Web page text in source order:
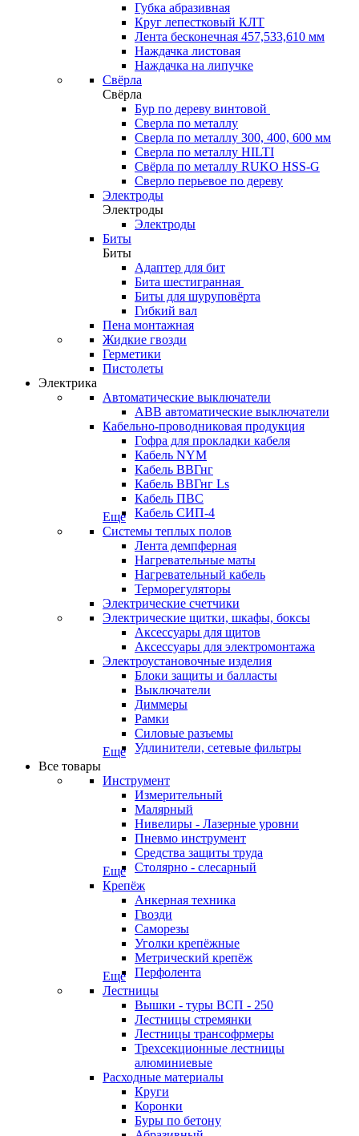
Губка абразивная
Круг лепестковый КЛТ
Лента бесконечная 457,533,610 мм
Наждачка листовая
Наждачка на липучке
Свёрла
Свёрла
Бур по дереву винтовой
Сверла по металлу
Сверла по металлу 300, 400, 600 мм
Сверла по металлу HILTI
Свёрла по металлу RUKO HSS-G
Сверло перьевое по дереву
Электроды
Электроды
Электроды
Биты
Биты
Адаптер для бит
Бита шестигранная
Биты для шуруповёрта
Гибкий вал
Пена монтажная
Жидкие гвозди
Герметики
Пистолеты
Электрика
Автоматические выключатели
ABB автоматические выключатели
Кабельно-проводниковая продукция
Гофра для прокладки кабеля
Кабель NYM
Кабель ВВГнг
Кабель ВВГнг Ls
Кабель ПВС
Кабель СИП-4
Еще
Системы теплых полов
Лента демпферная
Нагревательные маты
Нагревательный кабель
Терморегуляторы
Электрические счетчики
Электрические щитки, шкафы, боксы
Аксессуары для щитов
Аксессуары для электромонтажа
Электроустановочные изделия
Блоки защиты и балласты
Выключатели
Диммеры
Рамки
Силовые разъемы
Удлинители, сетевые фильтры
Еще
Все товары
Инструмент
Измерительный
Малярный
Нивелиры - Лазерные уровни
Пневмо инструмент
Средства защиты труда
Столярно - слесарный
Еще
Крепёж
Анкерная техника
Гвозди
Саморезы
Уголки крепёжные
Метрический крепёж
Перфолента
Еще
Лестницы
Вышки - туры ВСП - 250
Лестницы стремянки
Лестницы трансофрмеры
Трехсекционные лестницы
алюминиевые
Расходные материалы
Круги
Коронки
Буры по бетону